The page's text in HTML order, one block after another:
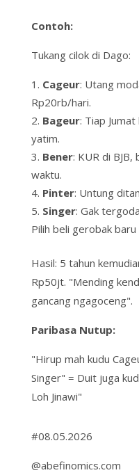
Contoh:
Tukang cilok di Dago:
Cageur: Utang
Rp20rb/hari.
Bageur: Tiap
yatim.
Bener: KUR di
waktu.
Pinter: Untung
Singer: Gak
Pilih beli gerobak baru
Hasil: 5 tahun
Rp50jt. "Mending
gancang ngagoceng".
Paribasa Nutup:
"Hirup mah kudu
Singer" = Duit juga
Loh Jinawi"
#08.05.2026
@abefinomics.com